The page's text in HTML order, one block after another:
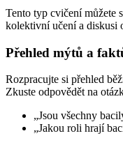
Tento typ cvičení můžete
kolektivní učení a diskusi
Přehled mýtů a
Rozpracujte si přehled
Zkuste odpovědět na
„Jsou všechny
„Jakou roli hrají